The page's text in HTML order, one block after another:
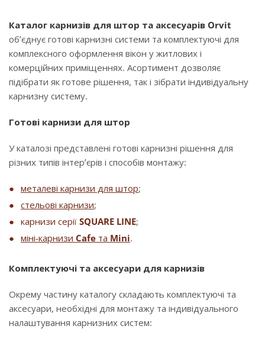
Каталог карнизів для штор та аксесуарів Orvit
об’єднує готові карнизні системи та комплектуючі для
комплексного оформлення вікон у житлових і
комерційних приміщеннях. Асортимент дозволяє
підібрати як готове рішення, так і зібрати індивідуальну
карнизну систему.
Готові карнизи для штор
У каталозі представлені готові карнизні рішення для
різних типів інтер’єрів і способів монтажу:
металеві карнизи для штор;
стельові карнизи;
карнизи серії SQUARE LINE;
міні-карнизи Cafe та Mini.
Комплектуючі та аксесуари для карнизів
Окрему частину каталогу складають комплектуючі та
аксесуари, необхідні для монтажу та індивідуального
налаштування карнизних систем: